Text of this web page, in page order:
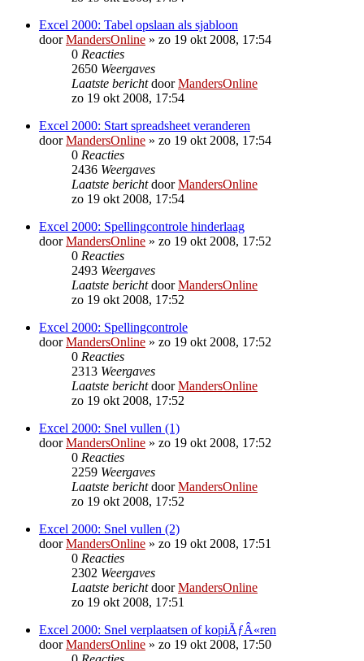
Excel 2000: Tabel opslaan als sjabloon
doorMandersOnline » zo 19 okt 2008, 17:54
0 Reacties
2650 Weergaves
Laatste berichtdoorMandersOnline
zo 19 okt 2008, 17:54
Excel 2000: Start spreadsheet veranderen
doorMandersOnline » zo 19 okt 2008, 17:54
0 Reacties
2436 Weergaves
Laatste berichtdoorMandersOnline
zo 19 okt 2008, 17:54
Excel 2000: Spellingcontrole hinderlaag
doorMandersOnline » zo 19 okt 2008, 17:52
0 Reacties
2493 Weergaves
Laatste berichtdoorMandersOnline
zo 19 okt 2008, 17:52
Excel 2000: Spellingcontrole
doorMandersOnline » zo 19 okt 2008, 17:52
0 Reacties
2313 Weergaves
Laatste berichtdoorMandersOnline
zo 19 okt 2008, 17:52
Excel 2000: Snel vullen (1)
doorMandersOnline » zo 19 okt 2008, 17:52
0 Reacties
2259 Weergaves
Laatste berichtdoorMandersOnline
zo 19 okt 2008, 17:52
Excel 2000: Snel vullen (2)
doorMandersOnline » zo 19 okt 2008, 17:51
0 Reacties
2302 Weergaves
Laatste berichtdoorMandersOnline
zo 19 okt 2008, 17:51
Excel 2000: Snel verplaatsen of kopiÃƒÂ«ren
doorMandersOnline » zo 19 okt 2008, 17:50